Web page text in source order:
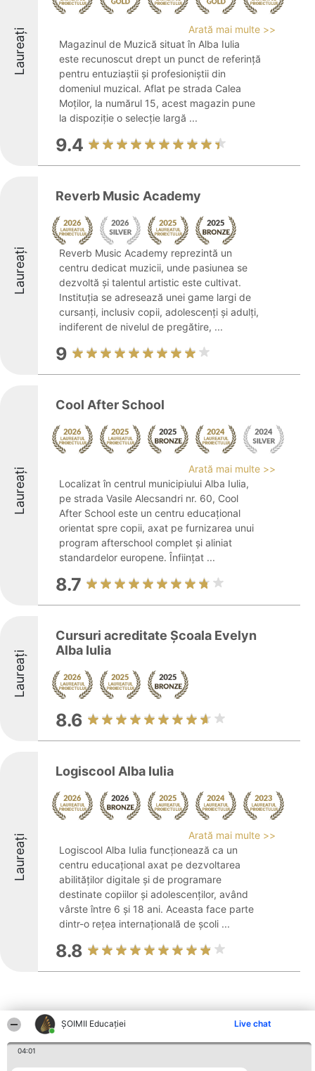
ȘOIMII Educației Live chat
04:01
Laureați
Arată mai multe >>
Magazinul de Muzică situat în Alba Iulia
este recunoscut drept un punct de referință
pentru entuziaștii și profesioniștii din
domeniul muzical. Aflat pe strada Calea
Moților, la numărul 15, acest magazin pune
la dispoziție o selecție largă ...
9.4
Laureați
Reverb Music Academy
Reverb Music Academy reprezintă un
centru dedicat muzicii, unde pasiunea se
dezvoltă și talentul artistic este cultivat.
Instituția se adresează unei game largi de
cursanți, inclusiv copii, adolescenți și adulți,
indiferent de nivelul de pregătire, ...
9
Laureați
Cool After School
Arată mai multe >>
Localizat în centrul municipiului Alba Iulia,
pe strada Vasile Alecsandri nr. 60, Cool
After School este un centru educațional
orientat spre copii, axat pe furnizarea unui
program afterschool complet și aliniat
standardelor europene. Înființat ...
8.7
Laureați
Cursuri acreditate Școala Evelyn
Alba Iulia
8.6
Laureați
Logiscool Alba Iulia
Arată mai multe >>
Logiscool Alba Iulia funcționează ca un
centru educațional axat pe dezvoltarea
abilităților digitale și de programare
destinate copiilor și adolescenților, având
vârste între 6 și 18 ani. Aceasta face parte
dintr-o rețea internațională de școli ...
8.8
Alte firme din zonă